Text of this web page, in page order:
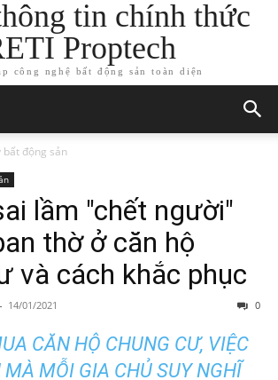
tin chính thức
Proptech
công nghệ bất động sản toàn diện
bất động sản
lầm "chết người"
thờ ở căn hộ
và cách khắc phục
- 14/01/2021 0
CĂN HỘ CHUNG CƯ, VIỆC
MỖI GIA CHỦ SUY NGHĨ